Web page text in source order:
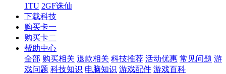
1TU 2GF诛仙
下载科技
购买卡一
购买卡二
帮助中心
全部 购买相关 退款相关 科技推荐 活动优惠 常见问题 游
戏问题 科技知识 电脑知识 游戏配件 游戏百科